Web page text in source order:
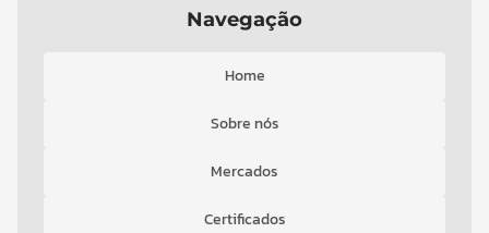
Navegação
Home
Sobre nós
Mercados
Certificados